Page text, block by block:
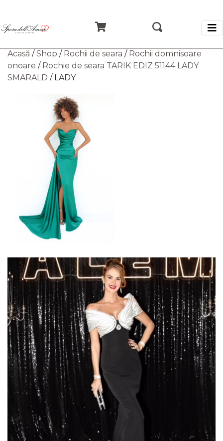
Acasă /Shop / Rochii de seara / Rochii domnisoare
onoare / Rochie de seara TARIK EDIZ 51144 LADY
SMARALD / LADY